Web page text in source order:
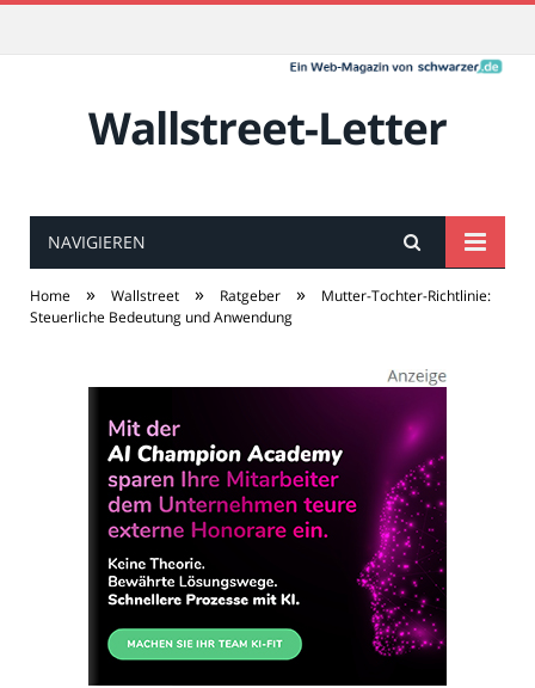
Wallstreet-Letter
NAVIGIEREN
Home » Wallstreet » Ratgeber »
Mutter-Tochter-Richtlinie:
Steuerliche Bedeutung und Anwendung